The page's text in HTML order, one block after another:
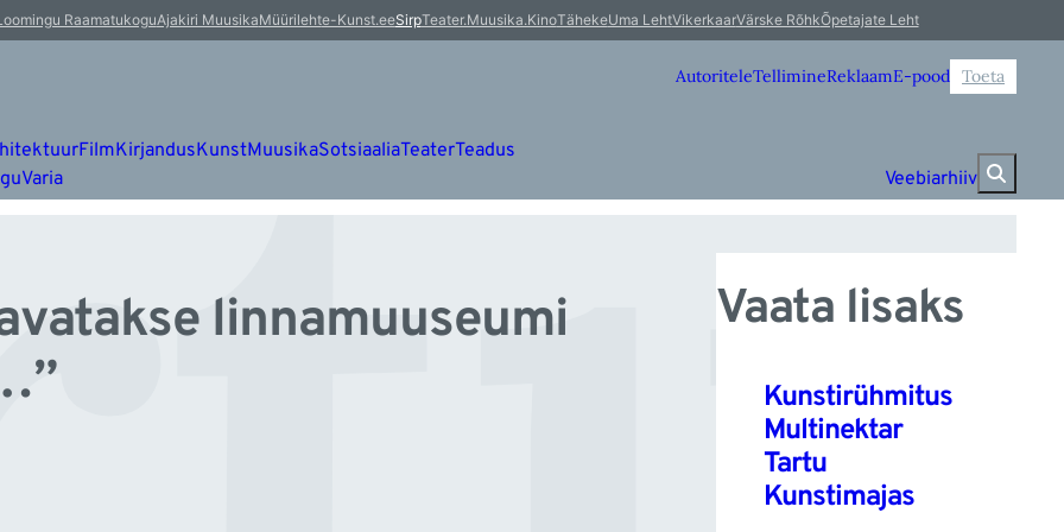
RaamatukoguAjakiri MuusikaMüürilehte-Kunst.eeSirpTeater.Muusika.KinoTähekeUma LehtVikerkaarVärske RõhkÕpetajate Leht
AutoriteleTellimineReklaamE-pood Toeta
FilmKirjandusKunstMuusikaSotsiaaliaTeaterTeadus
Varia Veebiarhiiv
linnamuuseumi
Vaata lisaks
Kunstirühmitus
Multinektar
Tartu
Kunstimajas